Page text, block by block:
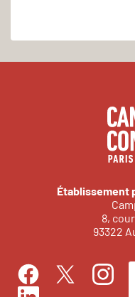
Établissement
8,
93322
FacebookTwitter